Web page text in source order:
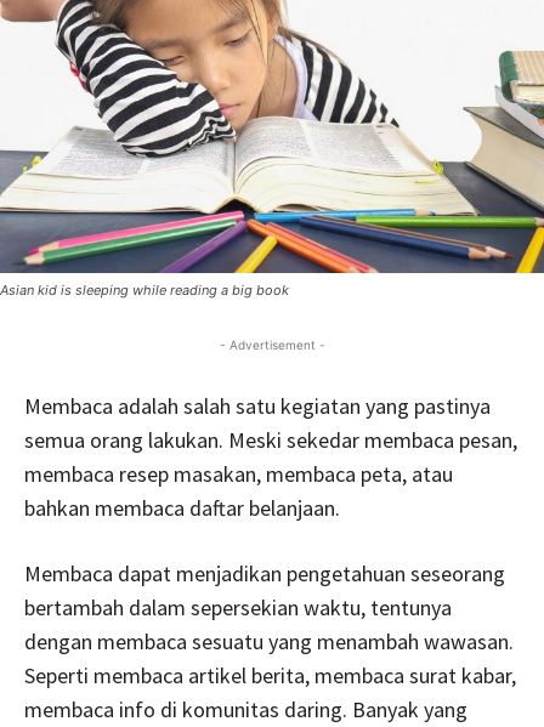
Asian kid is sleeping while reading a big book
- Advertisement -
Membaca adalah salah satu kegiatan yang pastinya
semua orang lakukan. Meski sekedar membaca pesan,
membaca resep masakan, membaca peta, atau
bahkan membaca daftar belanjaan.
Membaca dapat menjadikan pengetahuan seseorang
bertambah dalam sepersekian waktu, tentunya
dengan membaca sesuatu yang menambah wawasan.
Seperti membaca artikel berita, membaca surat kabar,
membaca info di komunitas daring. Banyak yang